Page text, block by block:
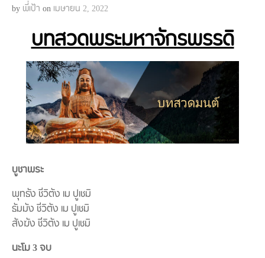
byพี่เป้าonเมษายน 2, 2022
บทสวดพระมหาจักรพรรดิ
บูชาพระ
พุทธัง ชีวิตัง เม ปูเชมิ
ธัมมัง ชีวิตัง เม ปูเชมิ
สังฆัง ชีวิตัง เม ปูเชมิ
นะโม 3 จบ